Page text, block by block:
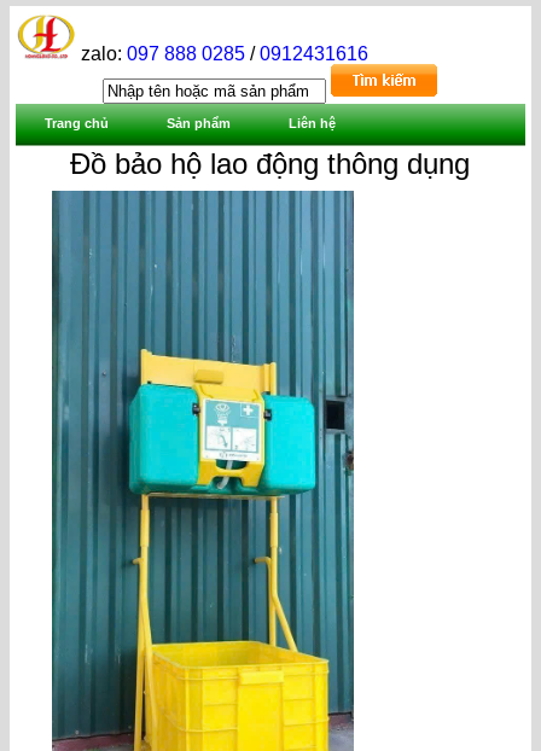
zalo:097 888 0285 /0912431616
Trang chủ Sản phẩm Liên hệ
Đồ bảo hộ lao động thông dụng